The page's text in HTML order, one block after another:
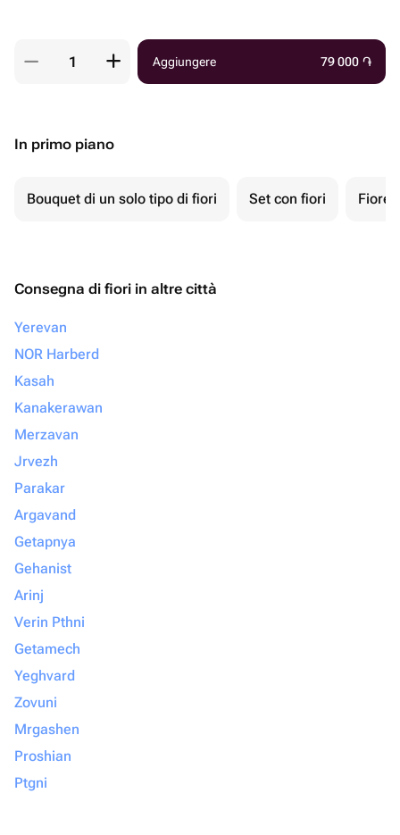
Aggiungere 79 000 ֏
In primo piano
Bouquet di un solo tipo di fiori Set con fiori Fiore
Consegna di fiori in altre città
Yerevan
NOR Harberd
Kasah
Kanakerawan
Merzavan
Jrvezh
Parakar
Argavand
Getapnya
Gehanist
Arinj
Verin Pthni
Getamech
Yeghvard
Zovuni
Mrgashen
Proshian
Ptgni